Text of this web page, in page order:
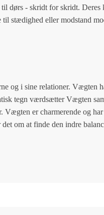
dørs - skridt for skridt.
stædighed eller modstand
og i sine relationer. Vægten
tegn værdsætter Vægten
er charmerende og
om at finde den indre